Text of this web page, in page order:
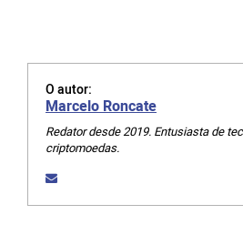
O autor:
Marcelo Roncate
Redator desde 2019. Entusiasta de
criptomoedas.